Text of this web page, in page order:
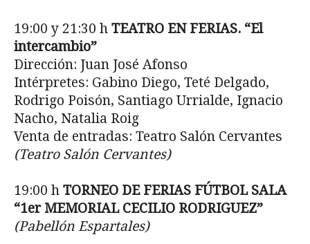
19:00 y 21:30 h TEATRO EN FERIAS. “El
intercambio”
Dirección: Juan José Afonso
Intérpretes: Gabino Diego, Teté Delgado,
Rodrigo Poisón, Santiago Urrialde, Ignacio
Nacho, Natalia Roig
Venta de entradas: Teatro Salón Cervantes
(Teatro Salón Cervantes)
19:00 h TORNEO DE FERIAS FÚTBOL SALA
“1er MEMORIAL CECILIO RODRIGUEZ”
(Pabellón Espartales)